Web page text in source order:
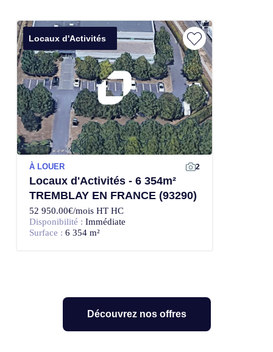
Locaux d'Activités
À LOUER 2
Locaux d'Activités - 6 354m²
TREMBLAY EN FRANCE (93290)
52 950.00€/mois HT HC
Disponibilité : Immédiate
Surface : 6 354 m²
Découvrez nos offres